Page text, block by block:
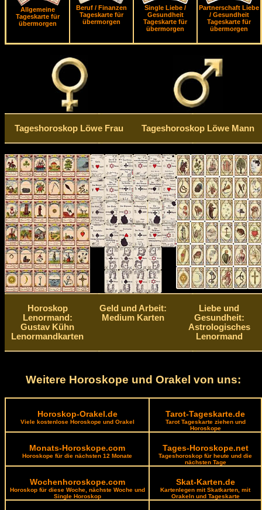
Allgemeine
Tageskarte für
übermorgen
Beruf / Finanzen
Tageskarte für
übermorgen
Single Liebe /
Gesundheit
Tageskarte für
übermorgen
Partnerschaft Liebe
/ Gesundheit
Tageskarte für
übermorgen
Tageshoroskop Löwe Frau Tageshoroskop Löwe Mann
Horoskop
Lenormand:
Gustav Kühn
Lenormandkarten
Geld und Arbeit:
Medium Karten
Liebe und
Gesundheit:
Astrologisches
Lenormand
Weitere Horoskope und Orakel von uns:
Horoskop-Orakel.de
Viele kostenlose Horoskope und Orakel
Tarot-Tageskarte.de
Tarot Tageskarte ziehen und
Horoskope
Monats-Horoskope.com
Horoskope für die nächsten 12 Monate
Tages-Horoskope.net
Tageshoroskop für heute und die
nächsten Tage
Wochenhoroskope.com
Horoskop für diese Woche, nächste Woche und
Single Horoskop
Skat-Karten.de
Kartenlegen mit Skatkarten, mit
Orakeln und Tageskarte